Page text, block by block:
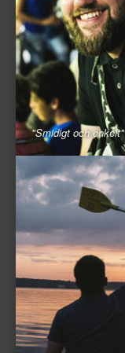
"Smidigt och enkelt"